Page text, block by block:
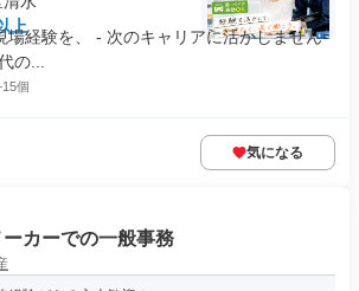
上
場経験を、 - 次のキャリアに活かしません
の...
個
気になる
カーでの一般事務